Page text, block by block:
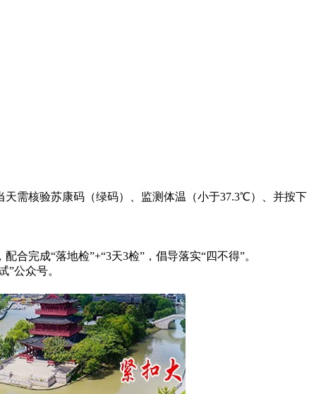
需核验苏康码（绿码）、监测体温（小于37.3℃）、并按下
完成“落地检”+“3天3检”，倡导落实“四不得”。
公众号。